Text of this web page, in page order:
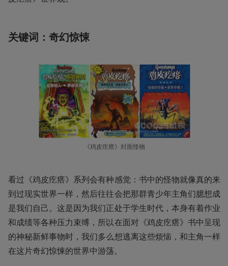
关键词：奇幻惊悚
《鸡皮疙瘩》封面怪物
看过《鸡皮疙瘩》系列会有种感觉：书中的怪物就像真的来
到过现实世界一样，然后往往会把那群青少年主角们臆想成
是我们自己。这是因为我们正处于学生时代，本身有着作业
和成绩等各种压力束缚，所以在面对《鸡皮疙瘩》书中呈现
的神秘新鲜事物时，我们多么想逃离这些烦恼，和主角一样
在这片奇幻惊悚的世界中游荡。